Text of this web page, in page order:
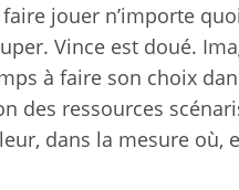
jouer n’importe
Vince est doué.
à faire son choix
des ressources
dans la mesure